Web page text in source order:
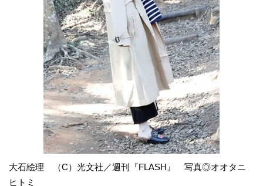
大石絵理 （C）光文社／週刊『FLASH』 写真◎オオタニ
ヒトミ